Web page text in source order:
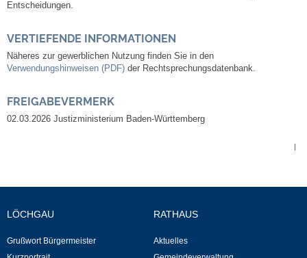
NETZMonitor
Laufende beschränkte Ausschreibungen
Fortschreibung Flächennutzungsplan
Entscheidungen.
VERTIEFENDE INFORMATIONEN
Näheres zur gewerblichen Nutzung finden Sie in den
Verwendungshinweisen (PDF) der Rechtsprechungsdatenbank.
FREIGABEVERMERK
02.03.2026 Justizministerium Baden-Württemberg
LÖCHGAU
Grußwort Bürgermeister
RATHAUS
Aktuelles